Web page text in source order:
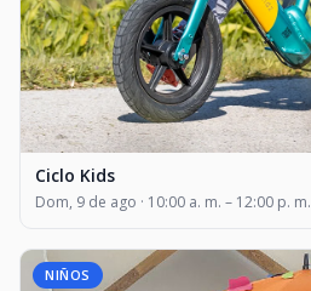
Ciclo Kids
Dom, 9 de ago · 10:00 a. m. – 12:00 p. m.
NIÑOS